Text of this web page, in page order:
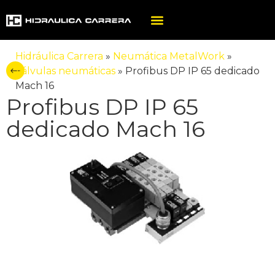
Hidráulica Carrera » Neumática MetalWork »
Válvulas neumáticas » Profibus DP IP 65 dedicado
Mach 16
Profibus DP IP 65
dedicado Mach 16